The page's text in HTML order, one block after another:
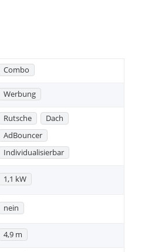
Combo
Werbung
Rutsche
Dach
AdBouncer
Individualisierbar
1,1 kW
nein
4,9 m